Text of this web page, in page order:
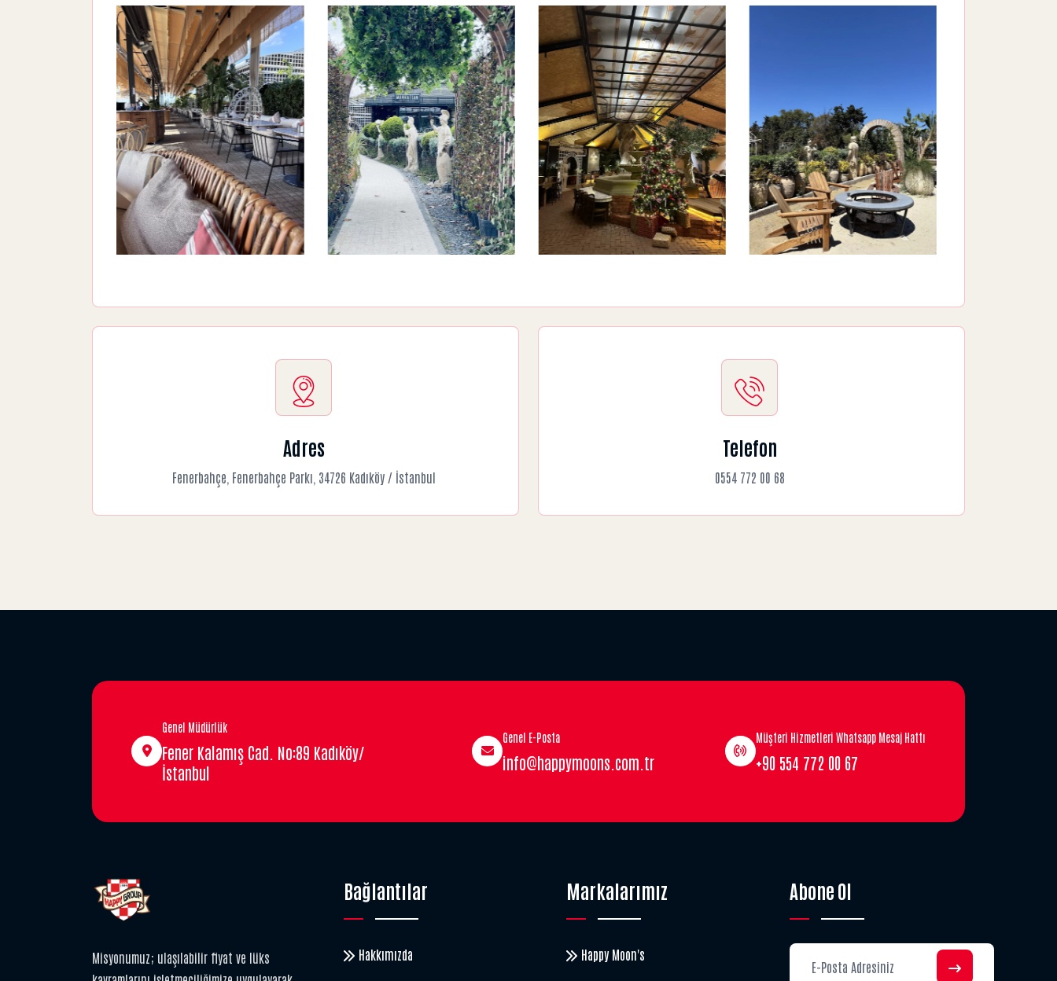
Adres
Fenerbahçe, Fenerbahçe Parkı, 34726 Kadıköy / İstanbul
Telefon
0554 772 00 68
Genel Müdürlük
Fener Kalamış Cad. No:89 Kadıköy/
İstanbul
Genel E-Posta
info@happymoons.com.tr
Müşteri Hizmetleri Whatsapp Mesaj Hattı
+90 554 772 00 67
Misyonumuz; ulaşılabilir fiyat ve lüks
Bağlantılar
Hakkımızda
Markalarımız
Happy Moon's
Abone Ol